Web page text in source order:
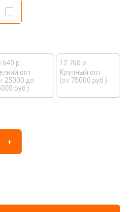
640 р.
опт
25000 до
руб.)
12 760 р.
Крупный опт
(от 75000 руб.)
+